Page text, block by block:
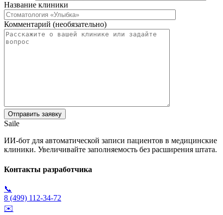
Название клиники
Комментарий (необязательно)
Saile
ИИ-бот для автоматической записи пациентов в медицинские
клиники. Увеличивайте заполняемость без расширения штата.
Контакты разработчика
📞
8 (499) 112-34-72
✉️